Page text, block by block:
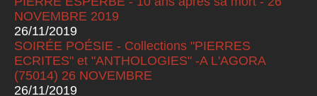
NOVEMBRE 2019
26/11/2019
SOIRÉE POÉSIE - Collections "PIERRES
ECRITES" et "ANTHOLOGIES" -A L'AGORA
(75014) 26 NOVEMBRE
26/11/2019